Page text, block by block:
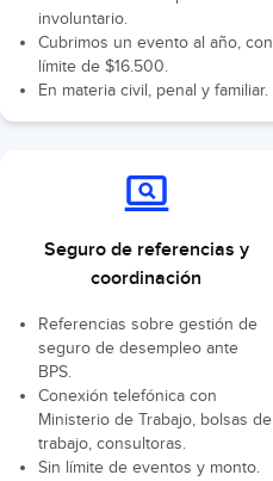
involuntario.
Cubrimos un evento al año, con
límite de $16.500.
En materia civil, penal y familiar.
Seguro de referencias y
coordinación
Referencias sobre gestión de
seguro de desempleo ante
BPS.
Conexión telefónica con
Ministerio de Trabajo, bolsas de
trabajo, consultoras.
Sin límite de eventos y monto.